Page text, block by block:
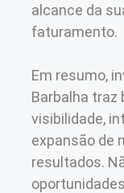
alcance da
faturamento.
Em resumo,
Barbalha
visibilidade,
expansão de
resultados.